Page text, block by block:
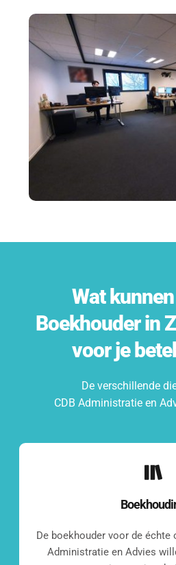
Boekhouder in
voor je
De verschillende
CDB Administratie en
De boekhouder voor de échte
Administratie en Advies